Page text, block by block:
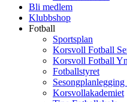
Bli medlem
Klubbshop
Fotball
Sportsplan
Korsvoll Fotball
Korsvoll Fotball
Fotballstyret
Korsvollakademiet